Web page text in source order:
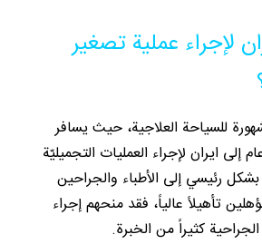
لإجراء عملية تصغير
للسياحة العلاجية، حيث يسافر
ايران لإجراء العمليات التجميليّة
رئيسي إلى الأطباء والجراحين
تأهيلاً عالياً، فقد منحهم إجراء
كثيراً من الخبرة.